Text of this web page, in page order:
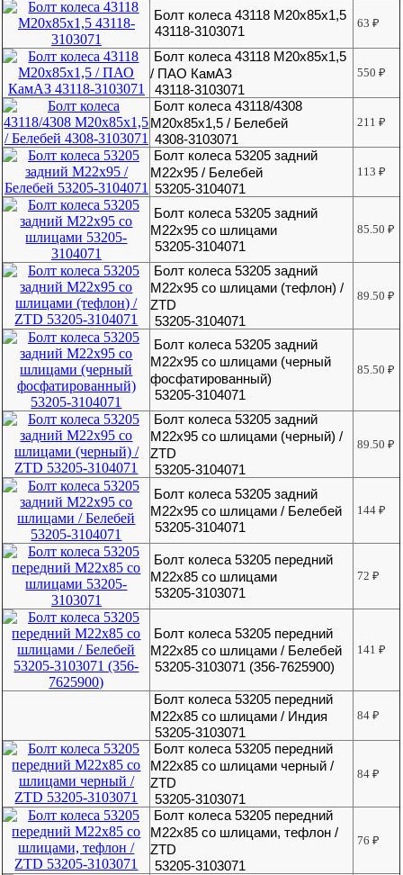
Болт колеса 43118 М20х85х1,5
43118-3103071
63₽
Болт колеса 43118 М20х85х1,5
/ ПАО КамАЗ
43118-3103071
550₽
Болт колеса 43118/4308
М20х85х1,5 / Белебей
4308-3103071
211₽
Болт колеса 53205 задний
М22х95 / Белебей
53205-3104071
113₽
Болт колеса 53205 задний
М22х95 со шлицами
53205-3104071
85.50₽
Болт колеса 53205 задний
М22х95 со шлицами (тефлон) /
ZTD
53205-3104071
89.50₽
Болт колеса 53205 задний
М22х95 со шлицами (черный
фосфатированный)
53205-3104071
85.50₽
Болт колеса 53205 задний
М22х95 со шлицами (черный) /
ZTD
53205-3104071
89.50₽
Болт колеса 53205 задний
М22х95 со шлицами / Белебей
53205-3104071
144₽
Болт колеса 53205 передний
М22х85 со шлицами
53205-3103071
72₽
Болт колеса 53205 передний
М22х85 со шлицами / Белебей
53205-3103071 (356-7625900)
141₽
Болт колеса 53205 передний
М22х85 со шлицами / Индия
53205-3103071
84₽
Болт колеса 53205 передний
М22х85 со шлицами черный /
ZTD
53205-3103071
84₽
Болт колеса 53205 передний
М22х85 со шлицами, тефлон /
ZTD
53205-3103071
76₽